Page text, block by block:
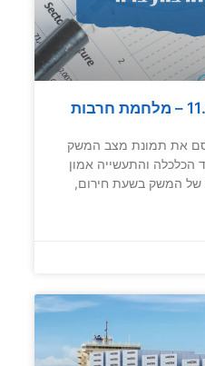
סקירת מצב המשק 11.2.24 – מלחמת חרבות
את תמונת מצב המשק
11.02.2024. משרד הכלכלה והתעשייה אמון
של המשק בשעת חירום,